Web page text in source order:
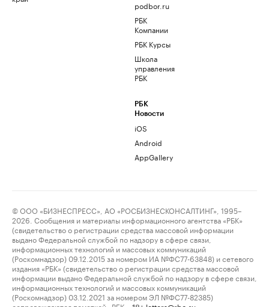
podbor.ru
РБК
Компании
РБК Курсы
Школа
управления
РБК
РБК
Новости
iOS
Android
AppGallery
© ООО «БИЗНЕСПРЕСС», АО «РОСБИЗНЕСКОНСАЛТИНГ», 1995–
2026. Сообщения и материалы информационного агентства «РБК»
(свидетельство о регистрации средства массовой информации
выдано Федеральной службой по надзору в сфере связи,
информационных технологий и массовых коммуникаций
(Роскомнадзор) 09.12.2015 за номером ИА №ФС77-63848) и сетевого
издания «РБК» (свидетельство о регистрации средства массовой
информации выдано Федеральной службой по надзору в сфере связи,
информационных технологий и массовых коммуникаций
(Роскомнадзор) 03.12.2021 за номером ЭЛ №ФС77-82385)